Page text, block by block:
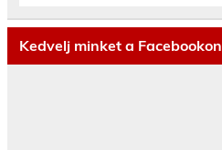
Kedvelj minket a Facebookon